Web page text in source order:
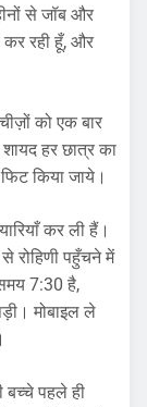
से जॉब और
कर रही हूँ, और
को एक बार
हर छात्र का
किया जाये।
कर ली हैं।
रोहिणी पहुँचने में
7:30 है,
मोबाइल ले
पहले ही